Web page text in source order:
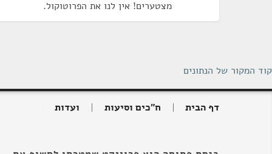
מצטערים! אין לנו את הפרוטוקול.
קוד המקור של הנתונים
דף הבית ח"כים וסיעות ועדות